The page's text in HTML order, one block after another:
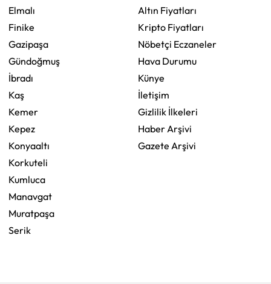
Elmalı
Finike
Gazipaşa
Gündoğmuş
İbradı
Kaş
Kemer
Kepez
Konyaaltı
Korkuteli
Kumluca
Manavgat
Muratpaşa
Serik
Altın Fiyatları
Kripto Fiyatları
Nöbetçi Eczaneler
Hava Durumu
Künye
İletişim
Gizlilik İlkeleri
Haber Arşivi
Gazete Arşivi